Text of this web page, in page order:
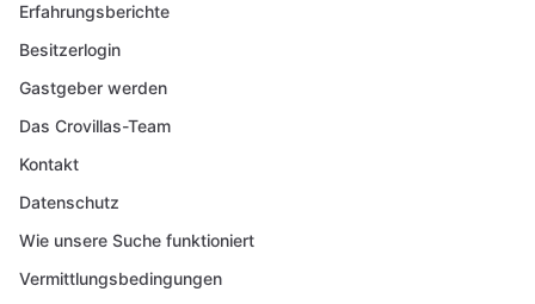
Erfahrungsberichte
Besitzerlogin
Gastgeber werden
Das Crovillas-Team
Kontakt
Datenschutz
Wie unsere Suche funktioniert
Vermittlungsbedingungen